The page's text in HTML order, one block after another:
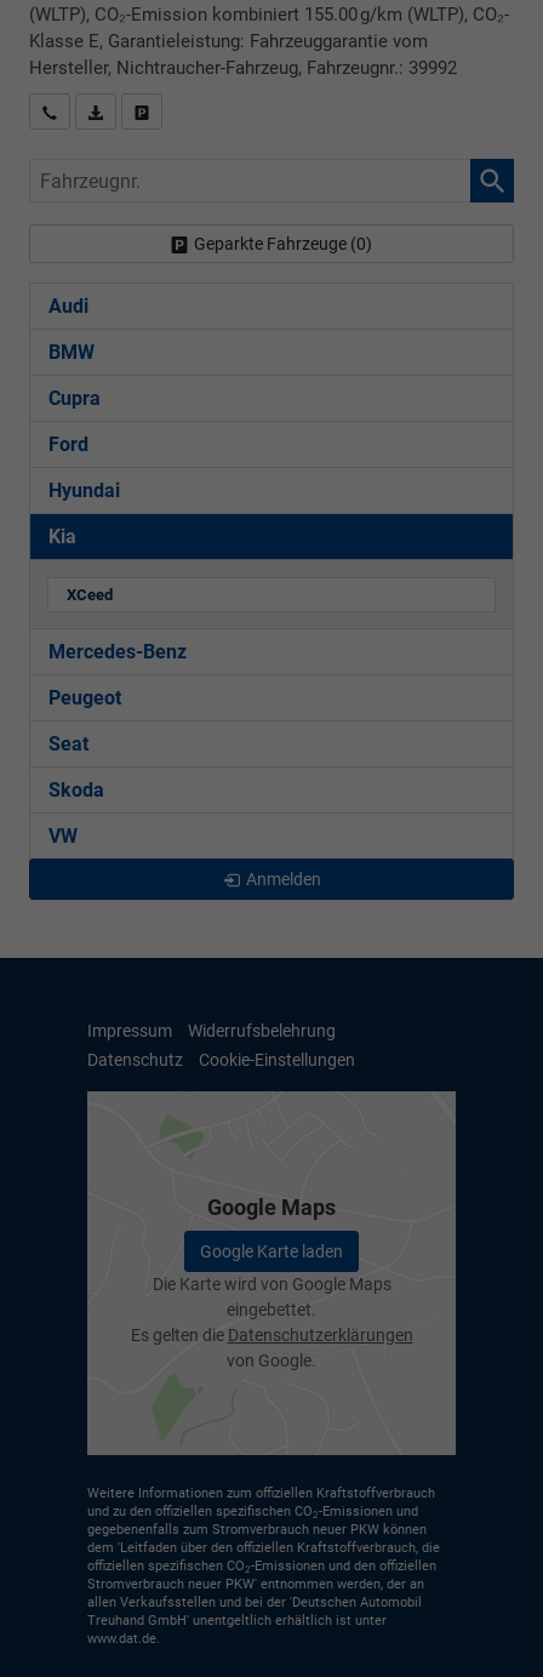
(WLTP), CO₂-Emission kombiniert 155.00 g/km (WLTP), CO₂-
Klasse E, Garantieleistung: Fahrzeuggarantie vom
Hersteller, Nichtraucher-Fahrzeug, Fahrzeugnr.: 39992
Rückrufbitte absenden
PDF-Datei, Fahrzeugexposé drucken
Fahrzeugnr.
Geparkte Fahrzeuge (0)
Audi
BMW
Cupra
Ford
Hyundai
Kia
XCeed
Mercedes-Benz
Peugeot
Seat
Skoda
VW
Anmelden
Impressum
Widerrufsbelehrung
Datenschutz
Cookie-Einstellungen
Google Maps
Google Karte laden
Die Karte wird von Google Maps
eingebettet.
Es gelten die Datenschutzerklärungen
von Google.
Weitere Informationen zum offiziellen Kraftstoffverbrauch
und zu den offiziellen spezifischen CO2-Emissionen und
gegebenenfalls zum Stromverbrauch neuer PKW können
dem 'Leitfaden über den offiziellen Kraftstoffverbrauch, die
offiziellen spezifischen CO2-Emissionen und den offiziellen
Stromverbrauch neuer PKW' entnommen werden, der an
allen Verkaufsstellen und bei der 'Deutschen Automobil
Treuhand GmbH' unentgeltlich erhältlich ist unter
www.dat.de.